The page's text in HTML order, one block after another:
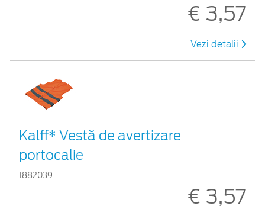
€ 3,57
Vezi detalii
Kalff* Vestă de avertizare
portocalie
1882039
€ 3,57